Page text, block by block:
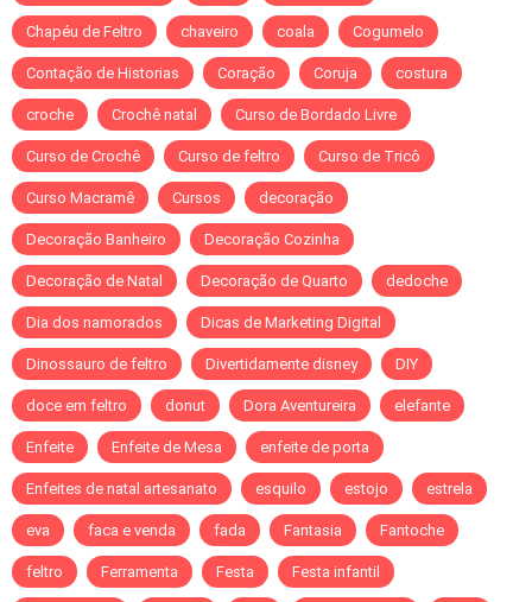
Chapéu de Feltro chaveiro coala Cogumelo
Contação de Historias Coração Coruja costura
croche Crochê natal Curso de Bordado Livre
Curso de Crochê Curso de feltro Curso de Tricô
Curso Macramê Cursos decoração
Decoração Banheiro Decoração Cozinha
Decoração de Natal Decoração de Quarto dedoche
Dia dos namorados Dicas de Marketing Digital
Dinossauro de feltro Divertidamente disney DIY
doce em feltro donut Dora Aventureira elefante
Enfeite Enfeite de Mesa enfeite de porta
Enfeites de natal artesanato esquilo estojo estrela
eva faca e venda fada Fantasia Fantoche
feltro Ferramenta Festa Festa infantil